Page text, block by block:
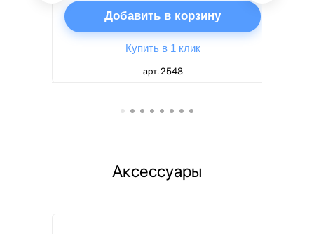
Добавить в корзину
Купить в 1 клик
арт. 2548
Аксессуары